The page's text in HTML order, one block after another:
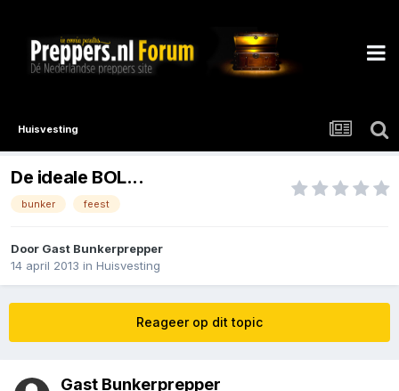
Huisvesting
De ideale BOL...
bunker feest
Door Gast Bunkerprepper
14 april 2013 in Huisvesting
Reageer op dit topic
Gast Bunkerprepper